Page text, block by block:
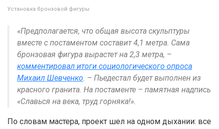
Установка бронзовой фигуры
«Предполагается, что общая высота скульптуры
вместе с постаментом составит 4,1 метра. Сама
бронзовая фигура вырастет на 2,3 метра, –
комментировал итоги социологического опроса
Михаил Шевченко. – Пьедестал будет выполнен из
красного гранита. На постаменте – памятная надпись
«Славься на века, труд горняка!».
По словам мастера, проект шел на одном дыхании: все